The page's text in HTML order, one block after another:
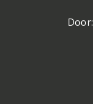
Door: